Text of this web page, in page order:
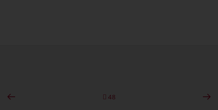
48